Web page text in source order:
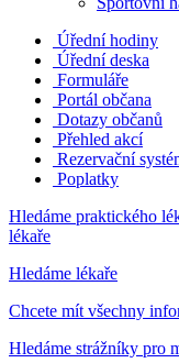
Úřední hodiny
Úřední deska
Formuláře
Portál občana
Dotazy občanů
Přehled akcí
Rezervační
Poplatky
Hledáme praktického
lékaře
Hledáme lékaře
Chcete mít všechny
Hledáme strážníky pro